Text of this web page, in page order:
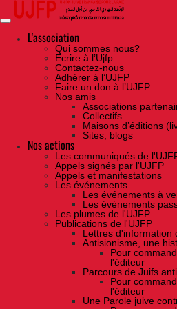
Skip
the
contentL'association
Qui sommes nous?
Ecrire à l’Ujfp
Contactez-nous
Adhérer à l’UJFP
Faire un don à l’UJFP
Nos amis
Associations
Collectifs
Maisons d’éditions
Sites, blogs
Nos actions
Les communiqués de
Appels signés par l'UJFP
Appels et manifestations
Les événements
Les événements à
Les événements
Les plumes de l'UJFP
Publications de l'UJFP
Lettres d'information
Antisionisme, une
Pour
l'éditeur
Parcours de Juifs
Pour
l'éditeur
Une Parole juive